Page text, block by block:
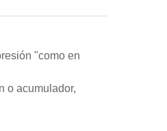
"como en
o acumulador,